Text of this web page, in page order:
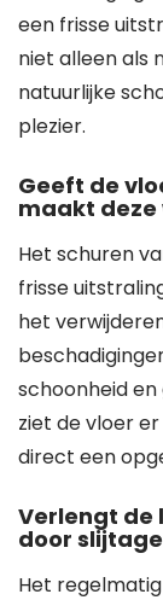
een frisse
niet alleen als
natuurlijke
plezier.
Geeft de
maakt deze
Het schuren
frisse
het
schoonheid
ziet de vloer
direct een
Verlengt de
door
Het